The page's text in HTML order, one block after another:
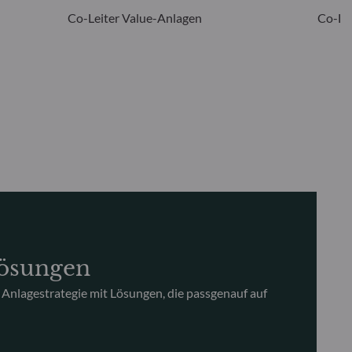
Co-Leiter Value-Anlagen Co-
mit Lösungen, die passgenauf auf